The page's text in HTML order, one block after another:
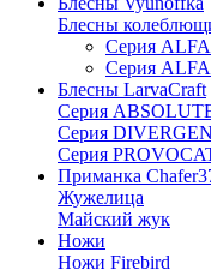
Блесны
Серия ALFA
Серия ALFA
Блесны LarvaCraft
Серия
Серия
Серия
Приманка
Жужелица
Майский жук
Ножи
Ножи Firebird